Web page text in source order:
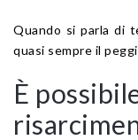
Quando si parla di
quasi sempre il
È